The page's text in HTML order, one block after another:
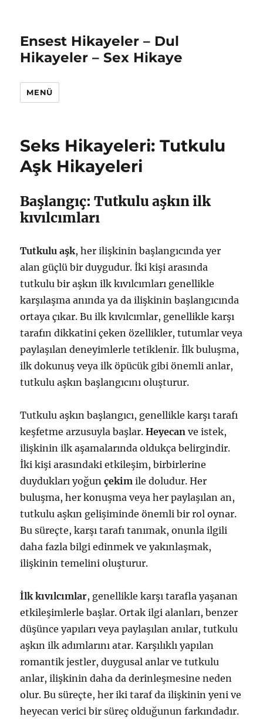
Ensest Hikayeler – Dul
Hikayeler – Sex Hikaye
MENÜ
Seks Hikayeleri: Tutkulu
Aşk Hikayeleri
Başlangıç: Tutkulu aşkın ilk
kıvılcımları
Tutkulu aşk, her ilişkinin başlangıcında yer
alan güçlü bir duygudur. İki kişi arasında
tutkulu bir aşkın ilk kıvılcımları genellikle
karşılaşma anında ya da ilişkinin başlangıcında
ortaya çıkar. Bu ilk kıvılcımlar, genellikle karşı
tarafın dikkatini çeken özellikler, tutumlar veya
paylaşılan deneyimlerle tetiklenir. İlk buluşma,
ilk dokunuş veya ilk öpücük gibi önemli anlar,
tutkulu aşkın başlangıcını oluşturur.
Tutkulu aşkın başlangıcı, genellikle karşı tarafı
keşfetme arzusuyla başlar.Heyecan ve istek,
ilişkinin ilk aşamalarında oldukça belirgindir.
İki kişi arasındaki etkileşim, birbirlerine
duydukları yoğunçekim ile doludur. Her
buluşma, her konuşma veya her paylaşılan an,
tutkulu aşkın gelişiminde önemli bir rol oynar.
Bu süreçte, karşı tarafı tanımak, onunla ilgili
daha fazla bilgi edinmek ve yakınlaşmak,
ilişkinin temelini oluşturur.
İlk kıvılcımlar, genellikle karşı tarafla yaşanan
etkileşimlerle başlar. Ortak ilgi alanları, benzer
düşünce yapıları veya paylaşılan anılar, tutkulu
aşkın ilk adımlarını atar. Karşılıklı yapılan
romantik jestler, duygusal anlar ve tutkulu
anlar, ilişkinin daha da derinleşmesine neden
olur. Bu süreçte, her iki taraf da ilişkinin yeni ve
heyecan verici bir süreç olduğunun farkındadır.